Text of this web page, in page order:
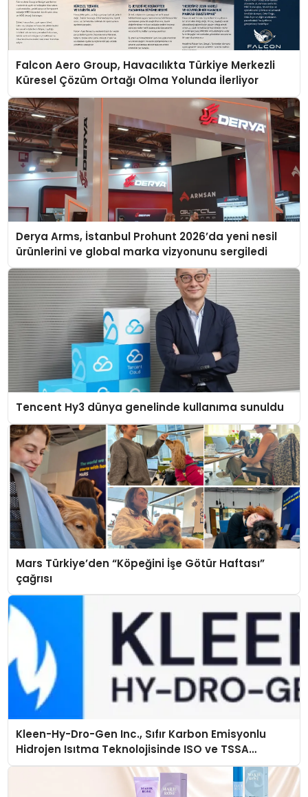
Falcon Aero Group, Havacılıkta Türkiye Merkezli
Küresel Çözüm Ortağı Olma Yolunda İlerliyor
Derya Arms, İstanbul Prohunt 2026’da yeni nesil
ürünlerini ve global marka vizyonunu sergiledi
Tencent Hy3 dünya genelinde kullanıma sunuldu
Mars Türkiye’den “Köpeğini İşe Götür Haftası”
çağrısı
Kleen-Hy-Dro-Gen Inc., Sıfır Karbon Emisyonlu
Hidrojen Isıtma Teknolojisinde ISO ve TSSA
Düzenleyici Onaylarını Aldı